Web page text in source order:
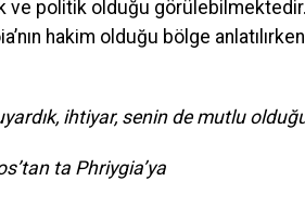
ve politik olduğu
hakim olduğu bölge
ihtiyar, senin de mutlu
ta Phriygia’ya